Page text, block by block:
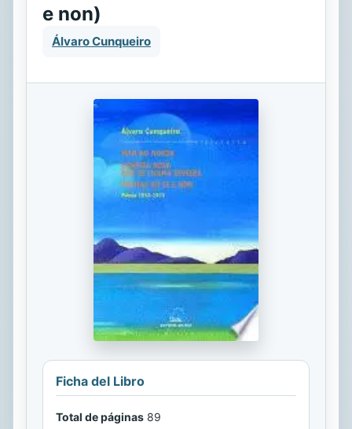
e non)
Álvaro Cunqueiro
Ficha del Libro
Total de páginas 89